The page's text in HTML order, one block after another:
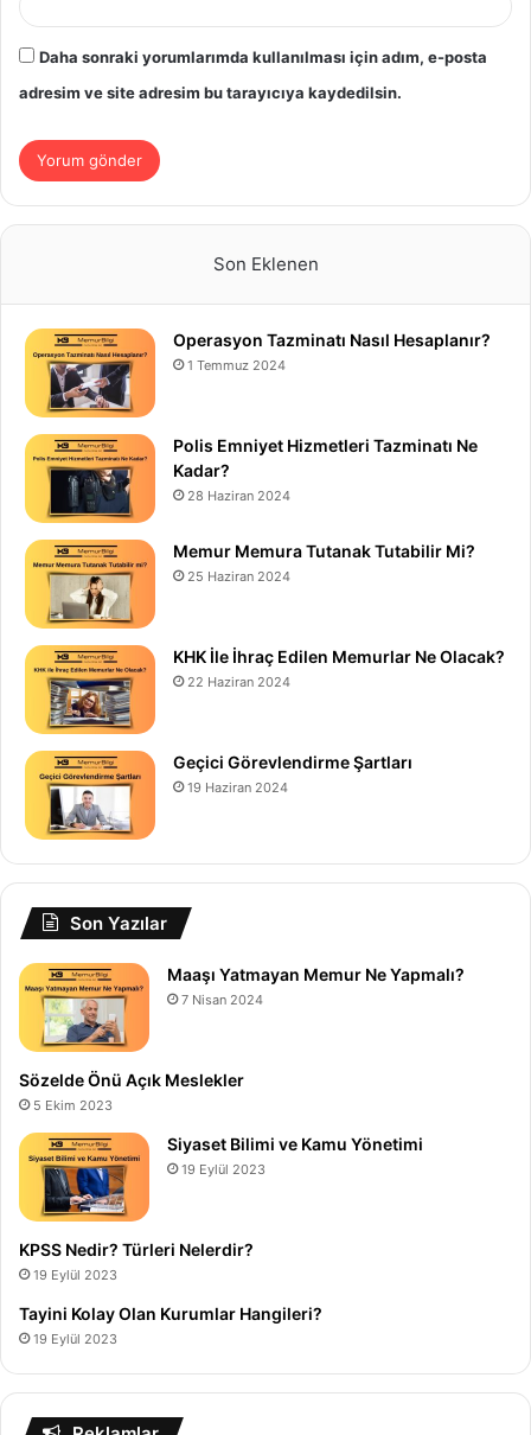
Daha sonraki yorumlarımda kullanılması için adım, e-posta
adresim ve site adresim bu tarayıcıya kaydedilsin.
Son Eklenen
Operasyon Tazminatı Nasıl Hesaplanır?
1 Temmuz 2024
Polis Emniyet Hizmetleri Tazminatı Ne
Kadar?
28 Haziran 2024
Memur Memura Tutanak Tutabilir Mi?
25 Haziran 2024
KHK İle İhraç Edilen Memurlar Ne Olacak?
22 Haziran 2024
Geçici Görevlendirme Şartları
19 Haziran 2024
Son Yazılar
Maaşı Yatmayan Memur Ne Yapmalı?
7 Nisan 2024
Sözelde Önü Açık Meslekler
5 Ekim 2023
Siyaset Bilimi ve Kamu Yönetimi
19 Eylül 2023
KPSS Nedir? Türleri Nelerdir?
19 Eylül 2023
Tayini Kolay Olan Kurumlar Hangileri?
19 Eylül 2023